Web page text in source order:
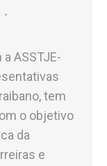
ASSTJE-
tem
o objetivo
da
e